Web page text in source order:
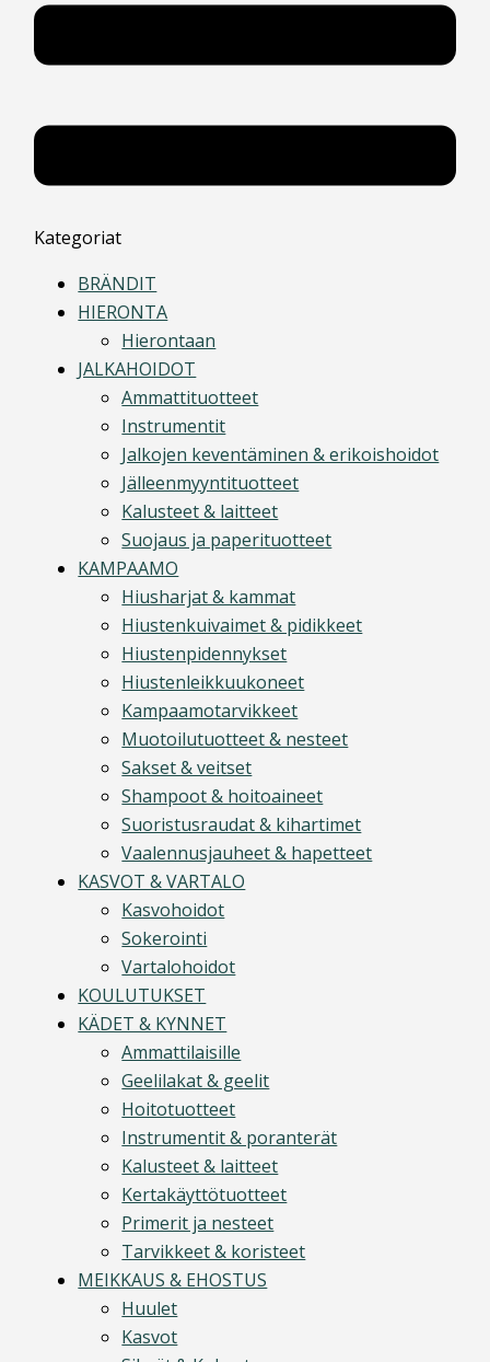
Kategoriat
BRÄNDIT
HIERONTA
Hierontaan
JALKAHOIDOT
Ammattituotteet
Instrumentit
Jalkojen keventäminen & erikoishoidot
Jälleenmyyntituotteet
Kalusteet & laitteet
Suojaus ja paperituotteet
KAMPAAMO
Hiusharjat & kammat
Hiustenkuivaimet & pidikkeet
Hiustenpidennykset
Hiustenleikkuukoneet
Kampaamotarvikkeet
Muotoilutuotteet & nesteet
Sakset & veitset
Shampoot & hoitoaineet
Suoristusraudat & kihartimet
Vaalennusjauheet & hapetteet
KASVOT & VARTALO
Kasvohoidot
Sokerointi
Vartalohoidot
KOULUTUKSET
KÄDET & KYNNET
Ammattilaisille
Geelilakat & geelit
Hoitotuotteet
Instrumentit & poranterät
Kalusteet & laitteet
Kertakäyttötuotteet
Primerit ja nesteet
Tarvikkeet & koristeet
MEIKKAUS & EHOSTUS
Huulet
Kasvot